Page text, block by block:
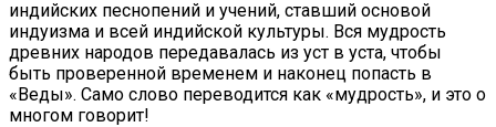
индийских песнопений и учений, ставший основой
индуизма и всей индийской культуры. Вся мудрость
древних народов передавалась из уст в уста, чтобы
быть проверенной временем и наконец попасть в
«Веды». Само слово переводится как «мудрость», и это о
многом говорит!